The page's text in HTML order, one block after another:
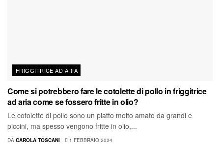
FRIGGITRICE AD ARIA
Come si potrebbero fare le cotolette di pollo in friggitrice
ad aria come se fossero fritte in olio?
Le cotolette di pollo sono un piatto molto amato da grandi e
piccini, ma spesso vengono fritte in olio,...
DA CAROLA TOSCANI 1 FEBBRAIO 2024